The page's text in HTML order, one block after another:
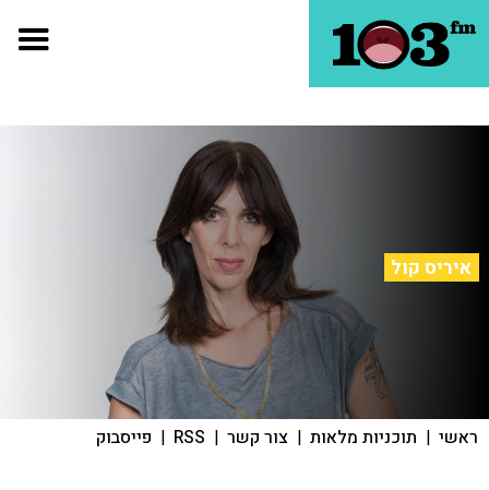
איריס קול
ראשי | תוכניות מלאות | צור קשר |
RSS
| פייסבוק